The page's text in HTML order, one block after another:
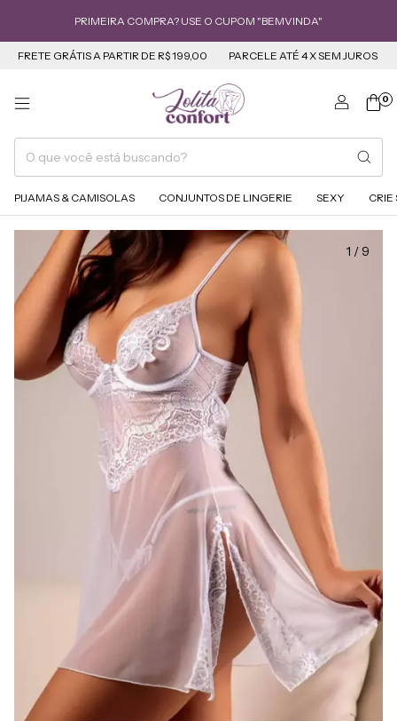
PRIMEIRA COMPRA? USE O CUPOM "BEMVINDA"
GRÁTIS A PARTIR DE R$ 199,00 PARCELE ATÉ 4 X SEM JUROS
0
PIJAMAS & CAMISOLAS CONJUNTOS DE LINGERIE SEXY CRIE
1 / 9